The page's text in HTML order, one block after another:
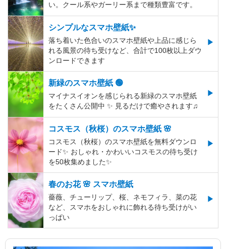
い。クール系やガーリー系まで種類豊富です。
シンプルなスマホ壁紙✨
落ち着いた色合いのスマホ壁紙や上品に感じら
れる風景の待ち受けなど、合計で100枚以上ダウ
ンロードできます
新緑のスマホ壁紙 🟢
マイナスイオンを感じられる新緑のスマホ壁紙
をたくさん公開中 ✨ 見るだけで癒やされます♫
コスモス（秋桜）のスマホ壁紙 🌸
コスモス（秋桜）のスマホ壁紙を無料ダウンロ
ード✨️ おしゃれ・かわいいコスモスの待ち受け
を50枚集めました✨️
春のお花 🌸 スマホ壁紙
薔薇、チューリップ、桜、ネモフィラ、菜の花
など、スマホをおしゃれに飾れる待ち受けがい
っぱい